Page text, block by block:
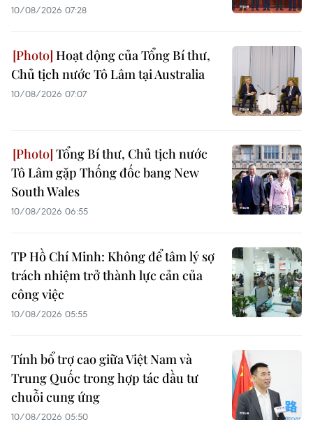
10/08/2026 07:28
Hoạt động của Tổng Bí thư,
Chủ tịch nước Tô Lâm tại Australia
10/08/2026 07:07
Tổng Bí thư, Chủ tịch nước
Tô Lâm gặp Thống đốc bang New
South Wales
10/08/2026 06:55
TP Hồ Chí Minh: Không để tâm lý sợ
trách nhiệm trở thành lực cản của
công việc
10/08/2026 05:55
Tính bổ trợ cao giữa Việt Nam và
Trung Quốc trong hợp tác đầu tư
chuỗi cung ứng
10/08/2026 05:50